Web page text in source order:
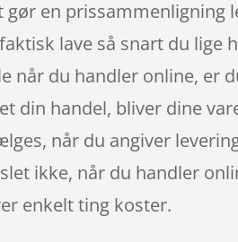
gør en
lave så snart du
når du handler online, er
din handel, bliver dine
når du angiver
ikke, når du handler
enkelt ting koster.